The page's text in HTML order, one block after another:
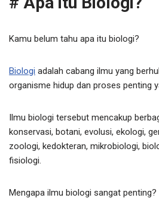
Kamu belum tahu apa itu biologi?
Biologi adalah cabang ilmu yang
organisme hidup dan proses penting
Ilmu biologi tersebut mencakup
konservasi, botani, evolusi, ekologi,
zoologi, kedokteran, mikrobiologi,
fisiologi.
Mengapa ilmu biologi sangat penting?